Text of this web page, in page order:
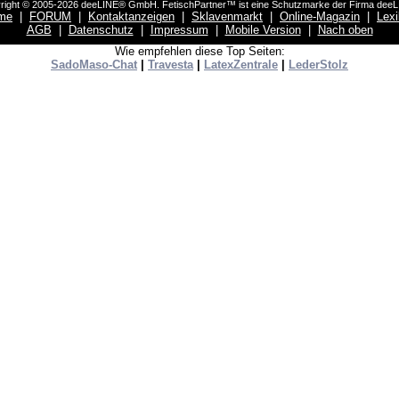
© 2005-2026 deeLINE® GmbH. FetischPartner™ ist eine Schutzmarke der Firma
FORUM Kontaktanzeigen Sklavenmarkt Online-Magazin
AGB
Datenschutz Impressum Mobile Version|
Nach oben
Wie empfehlen diese Top Seiten:
SadoMaso-Chat
Travesta| LatexZentrale LederStolz